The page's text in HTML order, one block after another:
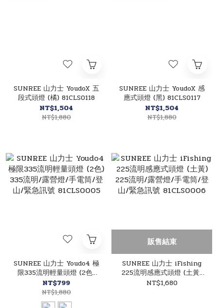
SUNREE 山力士 YoudoX 五
段式頭燈 (橘) 81CLS0118
NT$1,504
NT$1,880
SUNREE 山力士 YoudoX 感
應式頭燈 (黑) 81CLS0117
NT$1,504
NT$1,880
SUNREE 山力士 Youdo4 極
限335流明輕量頭燈 (2色)
335流明/露營燈/手電筒/登
山/緊急訊號 81CLS0005
NT$799
NT$1,880
販售結束
SUNREE 山力士 iFishing
225流明感應式頭燈 (土黃)
225流明/露營燈/手電筒/登
NT$1,680